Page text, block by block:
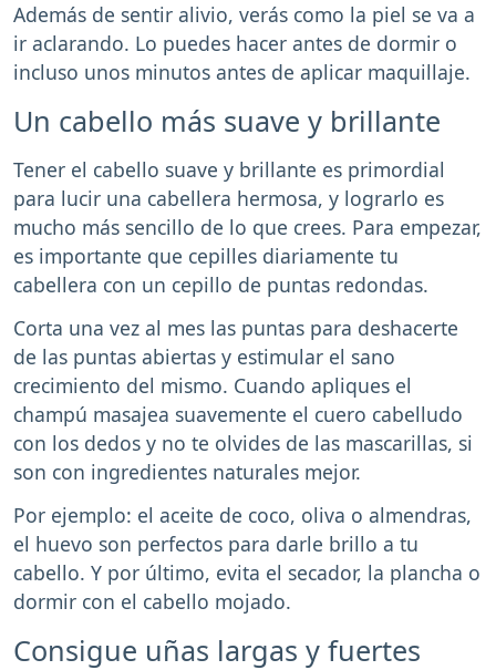
Además de sentir alivio, verás como la piel se va a
ir aclarando. Lo puedes hacer antes de dormir o
incluso unos minutos antes de aplicar maquillaje.
Un cabello más suave y brillante
Tener el cabello suave y brillante es primordial
para lucir una cabellera hermosa, y lograrlo es
mucho más sencillo de lo que crees. Para empezar,
es importante que cepilles diariamente tu
cabellera con un cepillo de puntas redondas.
Corta una vez al mes las puntas para deshacerte
de las puntas abiertas y estimular el sano
crecimiento del mismo. Cuando apliques el
champú masajea suavemente el cuero cabelludo
con los dedos y no te olvides de las mascarillas, si
son con ingredientes naturales mejor.
Por ejemplo: el aceite de coco, oliva o almendras,
el huevo son perfectos para darle brillo a tu
cabello. Y por último, evita el secador, la plancha o
dormir con el cabello mojado.
Consigue uñas largas y fuertes